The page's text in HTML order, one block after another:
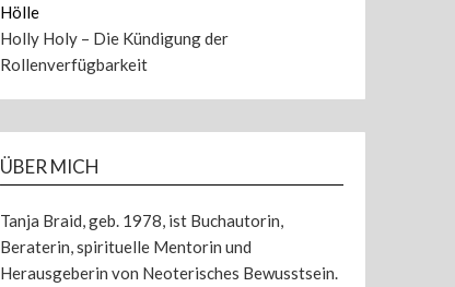
Hölle
Holly Holy – Die Kündigung der
Rollenverfügbarkeit
ÜBER MICH
Tanja Braid, geb. 1978, ist Buchautorin,
Beraterin, spirituelle Mentorin und
Herausgeberin von Neoterisches Bewusstsein.